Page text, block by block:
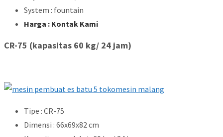
System : fountain
Harga : Kontak Kami
CR-75 (kapasitas 60 kg/ 24 jam)
Tipe : CR-75
Dimensi : 66x69x82 cm